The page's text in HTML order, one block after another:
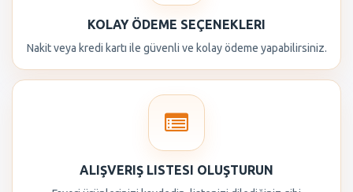
KOLAY ÖDEME SEÇENEKLERI
Nakit veya kredi kartı ile güvenli ve kolay ödeme yapabilirsiniz.
ALIŞVERIŞ LISTESI OLUŞTURUN